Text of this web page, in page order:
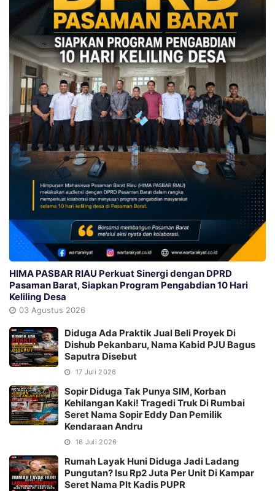
HIMA PASBAR RIAU Perkuat Sinergi dengan DPRD
Pasaman Barat, Siapkan Program Pengabdian 10 Hari
Keliling Desa
03 Agustus 2026
Diduga Ada Praktik Jual Beli Proyek Di
Dishub Pekanbaru, Nama Kabid PJU Bagus
Saputra Disebut
17 Juli 2026
Sopir Diduga Tak Punya SIM, Korban
Kehilangan Kaki! Tragedi Truk Di Rumbai
Seret Nama Sopir Eddy Dan Pemilik
Kendaraan Andru
16 Juli 2026
Rumah Layak Huni Diduga Jadi Ladang
Pungutan? Isu Rp2 Juta Per Unit Di Kampar
Seret Nama Plt Kadis PUPR